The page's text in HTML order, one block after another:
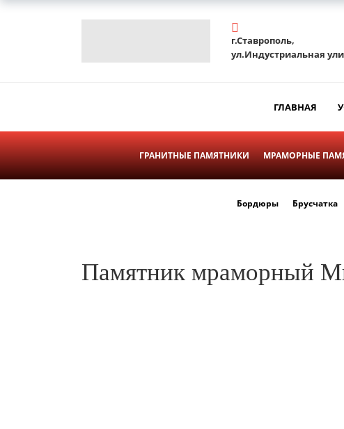
г.Ставрополь,
ул.Индустриальная
ГЛАВНАЯ
ГРАНИТНЫЕ ПАМЯТНИКИ МРАМОРНЫЕ
Бордюры Брусчатка
Памятник мраморный